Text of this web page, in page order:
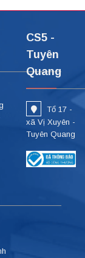
CS5 -
Tuyên
Quang
Tổ 17 -
xã Vị Xuyên -
Tuyên Quang